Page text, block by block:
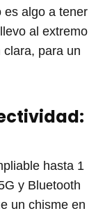
es algo a tener
al extremo
para un
hasta 1
y Bluetooth
un chisme en